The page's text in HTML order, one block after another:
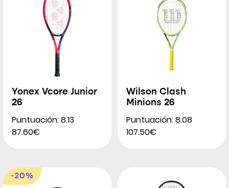
Yonex Vcore Junior
26
Puntuación: 8.13
87.60€
Wilson Clash
Minions 26
Puntuación: 8.08
107.50€
-20%